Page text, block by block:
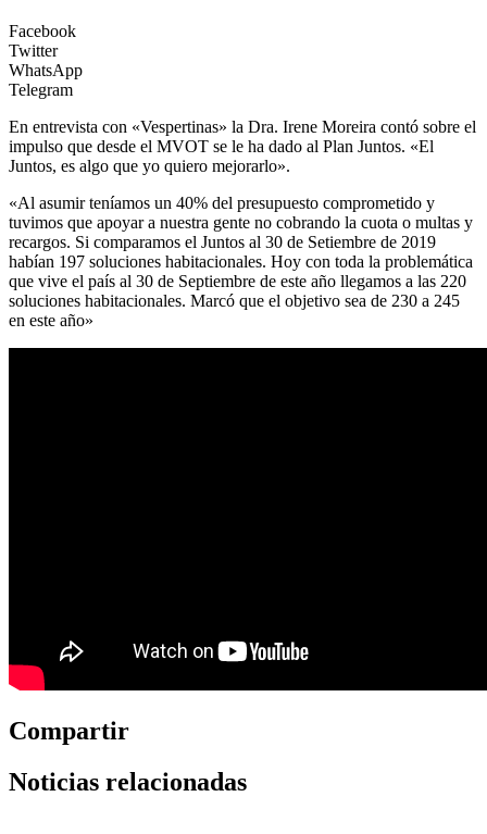
Facebook
Twitter
WhatsApp
Telegram
En entrevista con «Vespertinas» la Dra. Irene Moreira contó sobre el
impulso que desde el MVOT se le ha dado al Plan Juntos. «El
Juntos, es algo que yo quiero mejorarlo».
«Al asumir teníamos un 40% del presupuesto comprometido y
tuvimos que apoyar a nuestra gente no cobrando la cuota o multas y
recargos. Si comparamos el Juntos al 30 de Setiembre de 2019
habían 197 soluciones habitacionales. Hoy con toda la problemática
que vive el país al 30 de Septiembre de este año llegamos a las 220
soluciones habitacionales. Marcó que el objetivo sea de 230 a 245
en este año»
Compartir
Noticias relacionadas